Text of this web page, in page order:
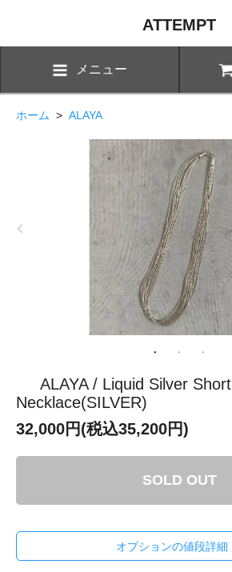
ATTEMPT
メニュー
ホーム > ALAYA
ALAYA / Liquid Silver Short
Necklace(SILVER)
32,000円(税込35,200円)
SOLD OUT
オプションの値段詳細